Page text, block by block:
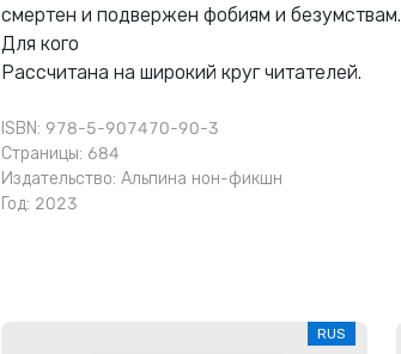
смертен и подвержен фобиям и безумствам.
Для кого
Рассчитана на широкий круг читателей.
ISBN: 978-5-907470-90-3
Страницы: 684
Издательство: Альпина нон-фикшн
Год: 2023
RUS